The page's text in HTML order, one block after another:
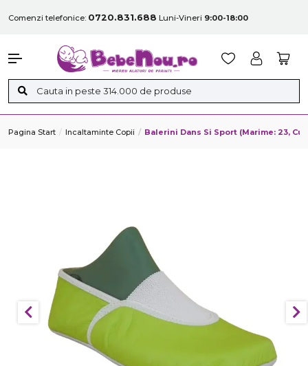
Comenzi telefonice: 0720.831.688 Luni-Vineri 9:00-18:00
Pagina Start Incaltaminte Copii Balerini Dans Si Sport (Marime: 23,